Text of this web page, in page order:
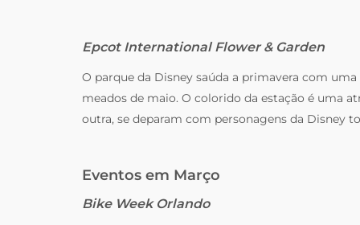
Epcot International Flower & Garden
O parque da Disney saúda a primavera com
meados de maio. O colorido da estação é uma
outra, se deparam com personagens da Disney
Eventos em Março
Bike Week Orlando